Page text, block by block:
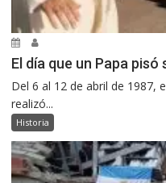
El día que un Papa
Del 6 al 12 de abril de 1987,
realizó...
Historia